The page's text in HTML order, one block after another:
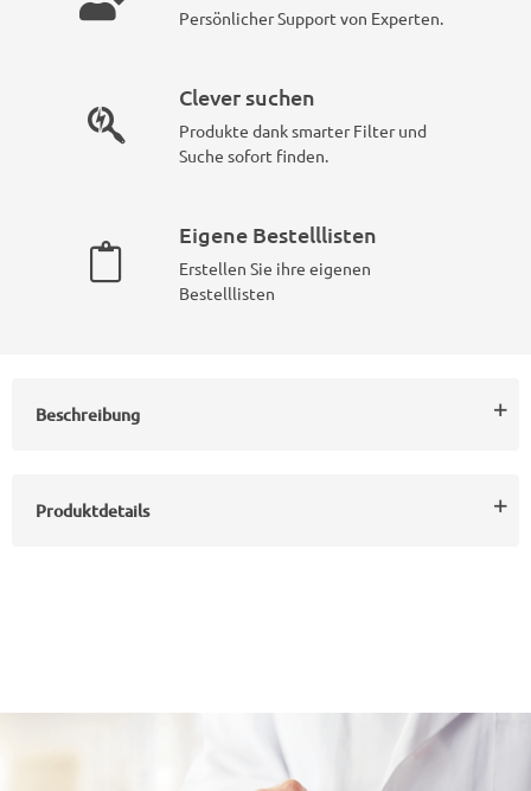
Persönlicher Support von Experten.
Clever suchen
Produkte dank smarter Filter und
Suche sofort finden.
Eigene Bestelllisten
Erstellen Sie ihre eigenen
Bestelllisten
Beschreibung
Produktdetails